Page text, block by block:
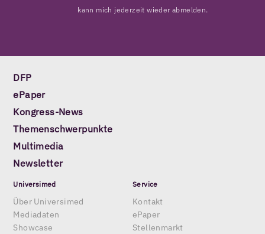
kann mich jederzeit wieder abmelden.
DFP
ePaper
Kongress-News
Themenschwerpunkte
Multimedia
Newsletter
Universimed
Über Universimed
Mediadaten
Showcase
Service
Kontakt
ePaper
Stellenmarkt